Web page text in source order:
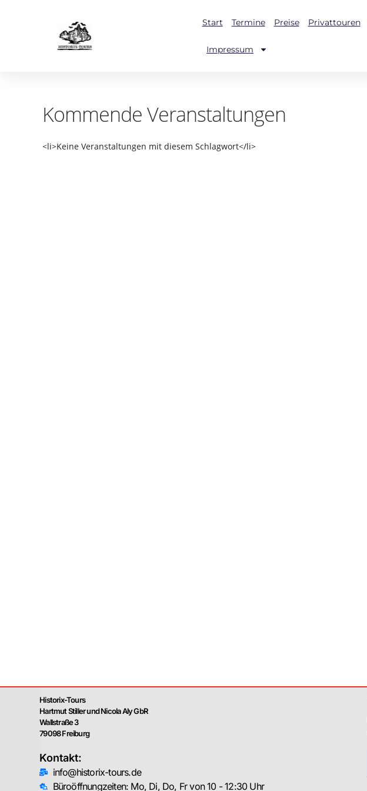
Start Termine Preise Privattouren
Impressum
Kommende Veranstaltungen
<li>Keine Veranstaltungen mit diesem Schlagwort</li>
Historix-Tours
Hartmut Stiller und Nicola Aly GbR
Wallstraße 3
79098 Freiburg
Kontakt:
info@historix-tours.de
Büroöffnungzeiten: Mo, Di, Do, Fr von 10 - 12:30 Uhr